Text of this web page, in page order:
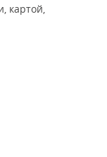
картой,